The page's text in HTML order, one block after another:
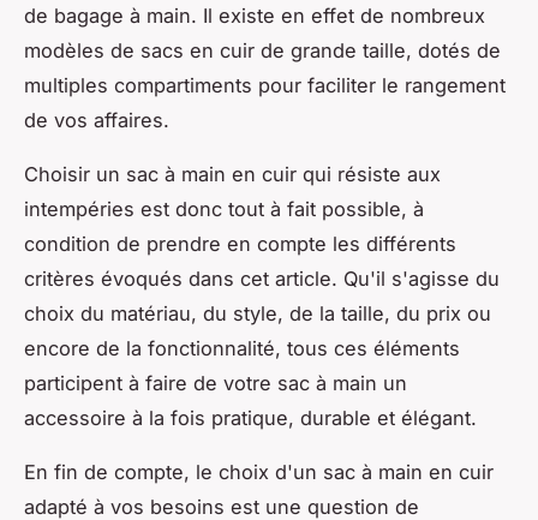
de bagage à main. Il existe en effet de nombreux
modèles de sacs en cuir de grande taille, dotés de
multiples compartiments pour faciliter le rangement
de vos affaires.
Choisir un sac à main en cuir qui résiste aux
intempéries est donc tout à fait possible, à
condition de prendre en compte les différents
critères évoqués dans cet article. Qu'il s'agisse du
choix du matériau, du style, de la taille, du prix ou
encore de la fonctionnalité, tous ces éléments
participent à faire de votre sac à main un
accessoire à la fois pratique, durable et élégant.
En fin de compte, le choix d'un sac à main en cuir
adapté à vos besoins est une question de